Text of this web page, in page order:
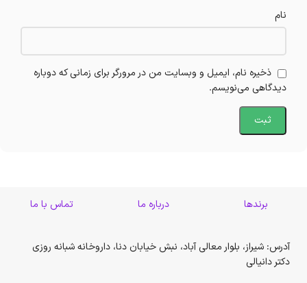
نام
ذخیره نام، ایمیل و وبسایت من در مرورگر برای زمانی که دوباره
دیدگاهی می‌نویسم.
برندها درباره ما تماس با ما
آدرس: شیراز، بلوار معالی آباد، نبش خیابان دنا، داروخانه شبانه روزی
دکتر دانیالی